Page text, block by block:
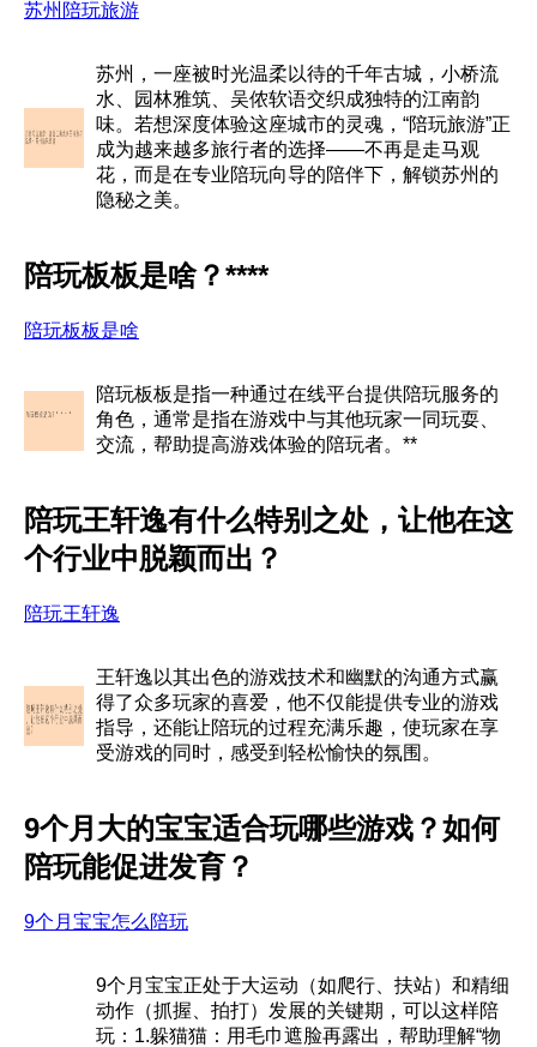
苏州陪玩旅游
苏州，一座被时光温柔以待的千年古城，小桥流
水、园林雅筑、吴侬软语交织成独特的江南韵
味。若想深度体验这座城市的灵魂，“陪玩旅游”正
成为越来越多旅行者的选择——不再是走马观
花，而是在专业陪玩向导的陪伴下，解锁苏州的
隐秘之美。
陪玩板板是啥？****
陪玩板板是啥
陪玩板板是指一种通过在线平台提供陪玩服务的
角色，通常是指在游戏中与其他玩家一同玩耍、
交流，帮助提高游戏体验的陪玩者。**
陪玩王轩逸有什么特别之处，让他在这
个行业中脱颖而出？
陪玩王轩逸
王轩逸以其出色的游戏技术和幽默的沟通方式赢
得了众多玩家的喜爱，他不仅能提供专业的游戏
指导，还能让陪玩的过程充满乐趣，使玩家在享
受游戏的同时，感受到轻松愉快的氛围。
9个月大的宝宝适合玩哪些游戏？如何
陪玩能促进发育？
9个月宝宝怎么陪玩
9个月宝宝正处于大运动（如爬行、扶站）和精细
动作（抓握、拍打）发展的关键期，可以这样陪
玩：1.躲猫猫：用毛巾遮脸再露出，帮助理解“物